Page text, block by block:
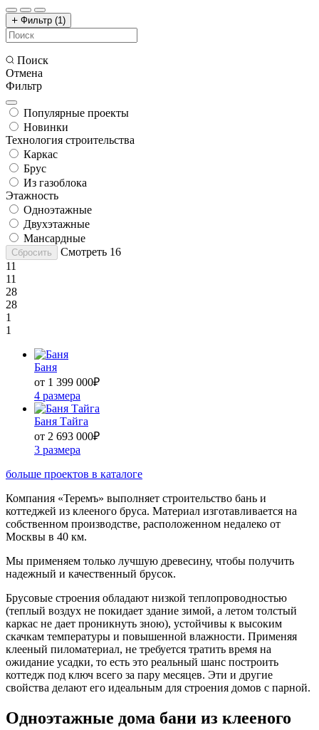
Фильтр (1)
Поиск
Отмена
Фильтр
Популярные проекты
Новинки
Технология строительства
Каркас
Брус
Из газоблока
Этажность
Одноэтажные
Двухэтажные
Мансардные
Сбросить Смотреть 16
11
11
28
28
1
1
Баня
от 1 399 000₽
4 размера
Баня Тайга
от 2 693 000₽
3 размера
больше проектов в каталоге
Компания «Теремъ» выполняет строительство бань и
коттеджей из клееного бруса. Материал изготавливается на
собственном производстве, расположенном недалеко от
Москвы в 40 км.
Мы применяем только лучшую древесину, чтобы получить
надежный и качественный брусок.
Брусовые строения обладают низкой теплопроводностью
(теплый воздух не покидает здание зимой, а летом толстый
каркас не дает проникнуть зною), устойчивы к высоким
скачкам температуры и повышенной влажности. Применяя
клееный пиломатериал, не требуется тратить время на
ожидание усадки, то есть это реальный шанс построить
коттедж под ключ всего за пару месяцев. Эти и другие
свойства делают его идеальным для строения домов с парной.
Одноэтажные дома бани из клееного